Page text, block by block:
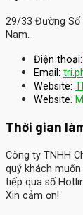
29/33 Đường Số
Nam.
Điện thoại:
Email:
Website:
Website:
Thời gian
Công ty TNHH
quý khách
tiếp qua số
Xin cảm ơn!